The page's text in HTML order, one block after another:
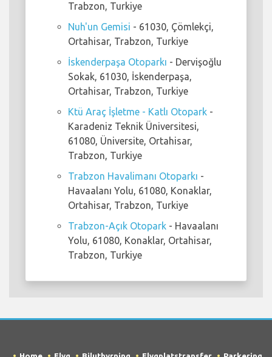
Trabzon, Turkiye
Nuh'un Gemisi - 61030, Çömlekçi,
Ortahisar, Trabzon, Turkiye
İskenderpaşa Otoparkı - Dervişoğlu
Sokak, 61030, İskenderpaşa,
Ortahisar, Trabzon, Turkiye
Ktü Araç İşletme - Katlı Otopark -
Karadeniz Teknik Üniversitesi,
61080, Üniversite, Ortahisar,
Trabzon, Turkiye
Trabzon Havalimanı Otoparkı -
Havaalanı Yolu, 61080, Konaklar,
Ortahisar, Trabzon, Turkiye
Trabzon-Açık Otopark - Havaalanı
Yolu, 61080, Konaklar, Ortahisar,
Trabzon, Turkiye